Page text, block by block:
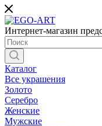
Интернет-магазин
Каталог
Все украшения
Золото
Серебро
Женские
Мужские